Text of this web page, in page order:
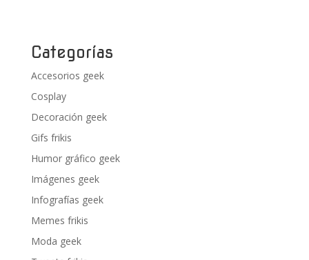
Categorías
Accesorios geek
Cosplay
Decoración geek
Gifs frikis
Humor gráfico geek
Imágenes geek
Infografías geek
Memes frikis
Moda geek